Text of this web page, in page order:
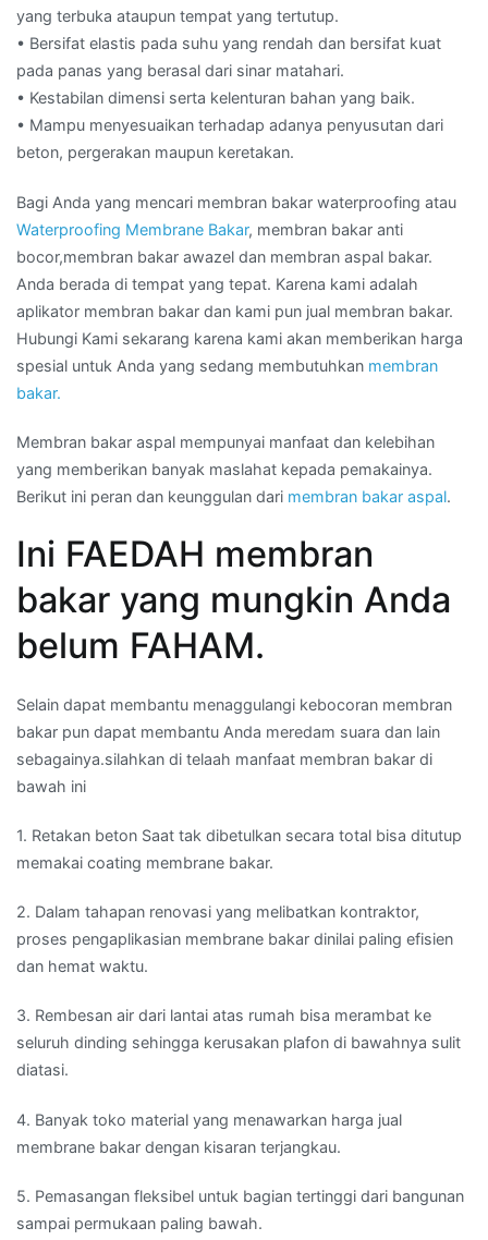
yang terbuka ataupun tempat yang tertutup.
• Bersifat elastis pada suhu yang rendah dan bersifat kuat
pada panas yang berasal dari sinar matahari.
• Kestabilan dimensi serta kelenturan bahan yang baik.
• Mampu menyesuaikan terhadap adanya penyusutan dari
beton, pergerakan maupun keretakan.
Bagi Anda yang mencari membran bakar waterproofing atau
Waterproofing Membrane Bakar, membran bakar anti
bocor,membran bakar awazel dan membran aspal bakar.
Anda berada di tempat yang tepat. Karena kami adalah
aplikator membran bakar dan kami pun jual membran bakar.
Hubungi Kami sekarang karena kami akan memberikan harga
spesial untuk Anda yang sedang membutuhkan membran
bakar.
Membran bakar aspal mempunyai manfaat dan kelebihan
yang memberikan banyak maslahat kepada pemakainya.
Berikut ini peran dan keunggulan dari membran bakar aspal.
Ini FAEDAH membran
bakar yang mungkin Anda
belum FAHAM.
Selain dapat membantu menaggulangi kebocoran membran
bakar pun dapat membantu Anda meredam suara dan lain
sebagainya.silahkan di telaah manfaat membran bakar di
bawah ini
1. Retakan beton Saat tak dibetulkan secara total bisa ditutup
memakai coating membrane bakar.
2. Dalam tahapan renovasi yang melibatkan kontraktor,
proses pengaplikasian membrane bakar dinilai paling efisien
dan hemat waktu.
3. Rembesan air dari lantai atas rumah bisa merambat ke
seluruh dinding sehingga kerusakan plafon di bawahnya sulit
diatasi.
4. Banyak toko material yang menawarkan harga jual
membrane bakar dengan kisaran terjangkau.
5. Pemasangan fleksibel untuk bagian tertinggi dari bangunan
sampai permukaan paling bawah.